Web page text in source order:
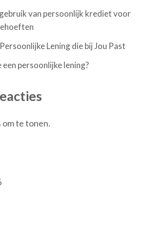
van persoonlijk krediet voor
Lening die bij Jou Past
een persoonlijke lening?
te tonen.